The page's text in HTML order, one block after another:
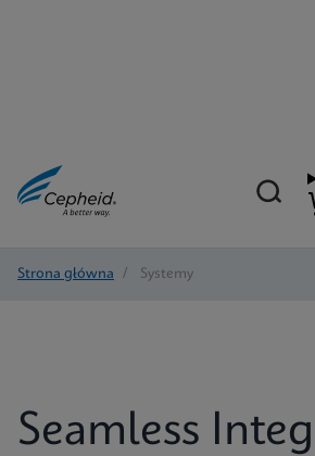
Strona główna / Systemy
Seamless